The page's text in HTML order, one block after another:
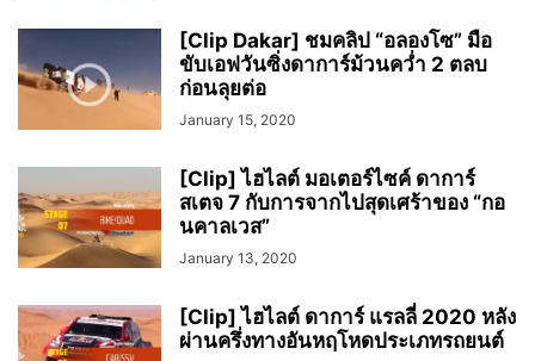
[Clip Dakar] ชมคลิป “อลองโซ” มือ
ขับเอฟวันซิ่งดาการ์ม้วนคว่ำ 2 ตลบ
ก่อนลุยต่อ
January 15, 2020
[Clip] ไฮไลต์ มอเตอร์ไซค์ ดาการ์
สเตจ 7 กับการจากไปสุดเศร้าของ “กอ
นคาลเวส”
January 13, 2020
[Clip] ไฮไลต์ ดาการ์ แรลลี่ 2020 หลัง
ผ่านครึ่งทางอันหฤโหดประเภทรถยนต์